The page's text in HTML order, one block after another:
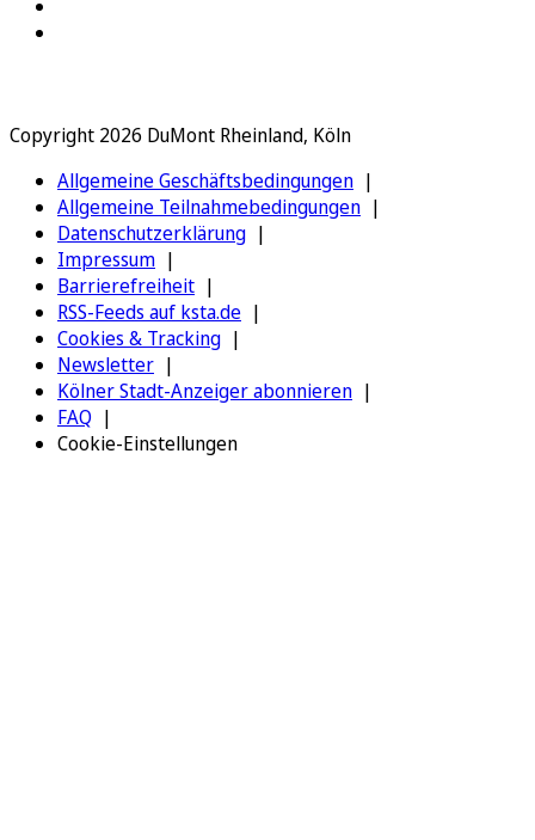
Copyright 2026 DuMont Rheinland, Köln
Allgemeine Geschäftsbedingungen
Allgemeine Teilnahmebedingungen
Datenschutzerklärung
Impressum
Barrierefreiheit
RSS-Feeds auf ksta.de
Cookies & Tracking
Newsletter
Kölner Stadt-Anzeiger abonnieren
FAQ
Cookie-Einstellungen